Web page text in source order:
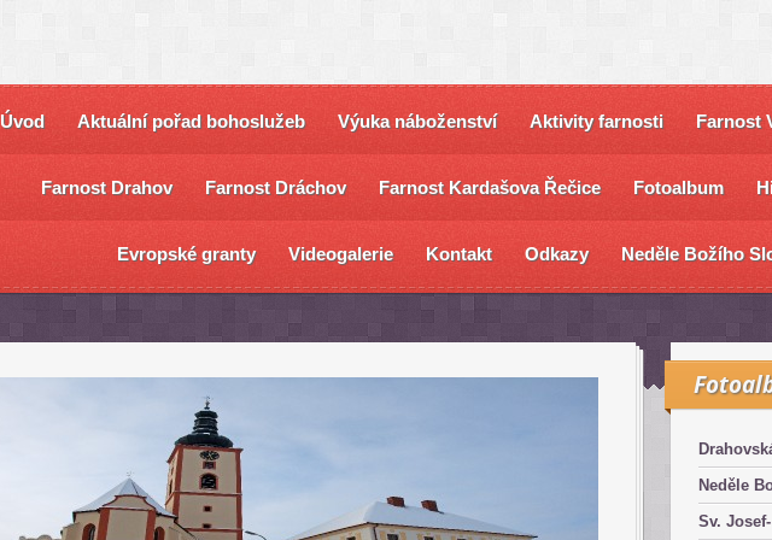
Úvod Aktuální pořad bohoslužeb Výuka náboženství Aktivity farnosti Farnost
Farnost Drahov Farnost Dráchov Farnost Kardašova Řečice Fotoalbum
Evropské granty Videogalerie Kontakt Odkazy Neděle Božího
Neděle
Sv. Josef-